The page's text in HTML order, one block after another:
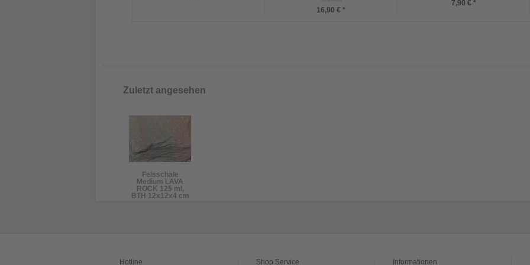
16,90 € *
7,90 € *
Zuletzt angesehen
Felsschale
Medium LAVA
ROCK 125 ml,
BTH 12x12x4 cm
Hotline Shop Service Informationen